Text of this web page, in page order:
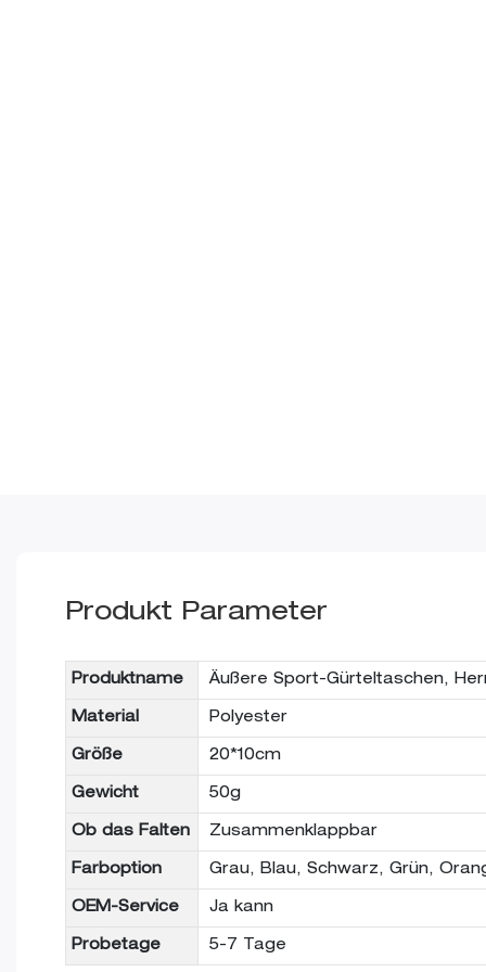
Produkt Parameter
Produktname Äußere Sport-Gürteltaschen,
Material Polyester
Größe 20*10cm
Gewicht 50g
Ob das Falten Zusammenklappbar
Farboption Grau, Blau, Schwarz, Grün,
OEM-Service Ja kann
Probetage 5-7 Tage